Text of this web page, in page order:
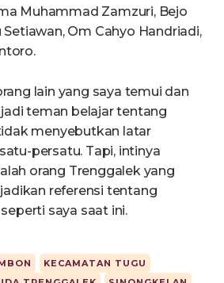
Muhammad Zamzuri, Bejo
Setiawan, Om Cahyo Handriadi,
lain yang saya temui dan
teman belajar tentang
menyebutkan latar
persatu. Tapi, intinya
orang Trenggalek yang
referensi tentang
saya saat ini.
KECAMATAN TUGU